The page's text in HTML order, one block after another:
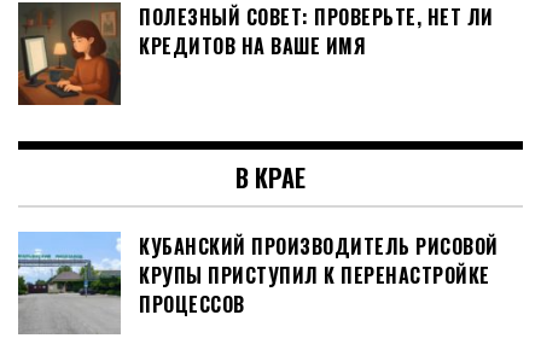
ПОЛЕЗНЫЙ СОВЕТ: ПРОВЕРЬТЕ, НЕТ ЛИ
КРЕДИТОВ НА ВАШЕ ИМЯ
В КРАЕ
КУБАНСКИЙ ПРОИЗВОДИТЕЛЬ РИСОВОЙ
КРУПЫ ПРИСТУПИЛ К ПЕРЕНАСТРОЙКЕ
ПРОЦЕССОВ